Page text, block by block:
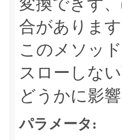
変換できず
合があります
このメソッ
スローしな
どうかに影
パラメータ: